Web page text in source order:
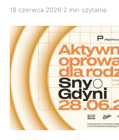
18 czerwca 2026·2 min czytania